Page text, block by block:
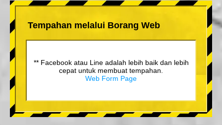
Tempahan melalui Borang Web
** Facebook atau Line adalah lebih baik dan lebih
cepat untuk membuat tempahan.
Web Form Page